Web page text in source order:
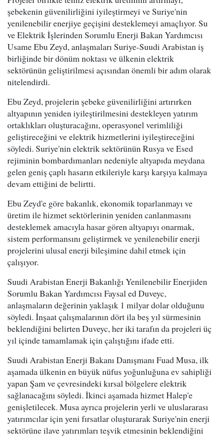
şebekenin güvenilirliğini iyileştirmeyi ve Suriye'nin
yenilenebilir enerjiye geçişini desteklemeyi amaçlıyor. Su
ve Elektrik İşlerinden Sorumlu Enerji Bakan Yardımcısı
Usame Ebu Zeyd, anlaşmaları Suriye-Suudi Arabistan iş
birliğinde bir dönüm noktası ve ülkenin elektrik
sektörünün geliştirilmesi açısından önemli bir adım olarak
nitelendirdi.
Ebu Zeyd, projelerin şebeke güvenilirliğini artırırken
altyapının yeniden iyileştirilmesini destekleyen yatırım
ortaklıkları oluşturacağını, operasyonel verimliliği
geliştireceğini ve elektrik hizmetlerini iyileştireceğini
söyledi. Suriye'nin elektrik sektörünün Rusya ve Esed
rejiminin bombardımanları nedeniyle altyapıda meydana
gelen geniş çaplı hasarın etkileriyle karşı karşıya kalmaya
devam ettiğini de belirtti.
Ebu Zeyd'e göre bakanlık, ekonomik toparlanmayı ve
üretim ile hizmet sektörlerinin yeniden canlanmasını
desteklemek amacıyla hasar gören altyapıyı onarmak,
sistem performansını geliştirmek ve yenilenebilir enerji
projelerini ulusal enerji bileşimine dahil etmek için
çalışıyor.
Suudi Arabistan Enerji Bakanlığı Yenilenebilir Enerjiden
Sorumlu Bakan Yardımcısı Faysal ed Duveyc,
anlaşmaların değerinin yaklaşık 1 milyar dolar olduğunu
söyledi. İnşaat çalışmalarının dört ila beş yıl sürmesinin
beklendiğini belirten Duveyc, her iki tarafın da projeleri üç
yıl içinde tamamlamak için çalıştığını ifade etti.
Suudi Arabistan Enerji Bakanı Danışmanı Fuad Musa, ilk
aşamada ülkenin en büyük nüfus yoğunluğuna ev sahipliği
yapan Şam ve çevresindeki kırsal bölgelere elektrik
sağlanacağını söyledi. İkinci aşamada hizmet Halep'e
genişletilecek. Musa ayrıca projelerin yerli ve uluslararası
yatırımcılar için yeni fırsatlar oluşturarak Suriye'nin enerji
sektörüne ilave yatırımları teşvik etmesinin beklendiğini